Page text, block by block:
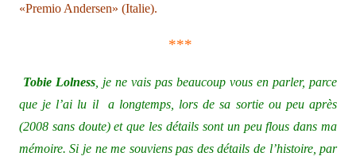
«Premio Andersen» (Italie).
***
Tobie Lolness, je ne vais pas beaucoup vous en parler, parce
que je l’ai lu il a longtemps, lors de sa sortie ou peu après
(2008 sans doute) et que les détails sont un peu flous dans ma
mémoire. Si je ne me souviens pas des détails de l’histoire, par